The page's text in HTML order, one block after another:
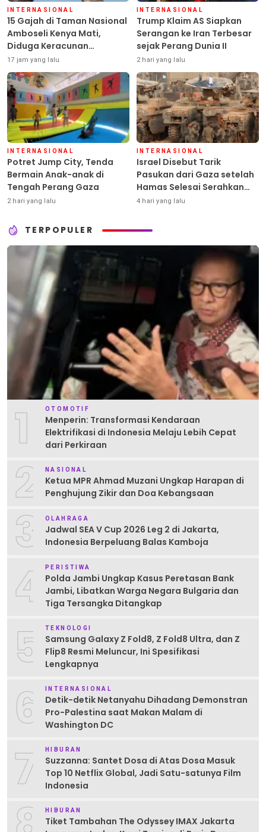
INTERNASIONAL
15 Gajah di Taman Nasional
Amboseli Kenya Mati,
Diduga Keracunan
Pestisida
17 jam yang lalu
INTERNASIONAL
Trump Klaim AS Siapkan
Serangan ke Iran Terbesar
sejak Perang Dunia II
2 hari yang lalu
INTERNASIONAL
Potret Jump City, Tenda
Bermain Anak-anak di
Tengah Perang Gaza
2 hari yang lalu
INTERNASIONAL
Israel Disebut Tarik
Pasukan dari Gaza setelah
Hamas Selesai Serahkan
Senjata
4 hari yang lalu
TERPOPULER
1 OTOMOTIF
Menperin: Transformasi Kendaraan
Elektrifikasi di Indonesia Melaju Lebih Cepat
dari Perkiraan
2 NASIONAL
Ketua MPR Ahmad Muzani Ungkap Harapan di
Penghujung Zikir dan Doa Kebangsaan
3 OLAHRAGA
Jadwal SEA V Cup 2026 Leg 2 di Jakarta,
Indonesia Berpeluang Balas Kamboja
4 PERISTIWA
Polda Jambi Ungkap Kasus Peretasan Bank
Jambi, Libatkan Warga Negara Bulgaria dan
Tiga Tersangka Ditangkap
5 TEKNOLOGI
Samsung Galaxy Z Fold8, Z Fold8 Ultra, dan Z
Flip8 Resmi Meluncur, Ini Spesifikasi
Lengkapnya
6 INTERNASIONAL
Detik-detik Netanyahu Dihadang Demonstran
Pro-Palestina saat Makan Malam di
Washington DC
7 HIBURAN
Suzzanna: Santet Dosa di Atas Dosa Masuk
Top 10 Netflix Global, Jadi Satu-satunya Film
Indonesia
HIBURAN
Tiket Tambahan The Odyssey IMAX Jakarta